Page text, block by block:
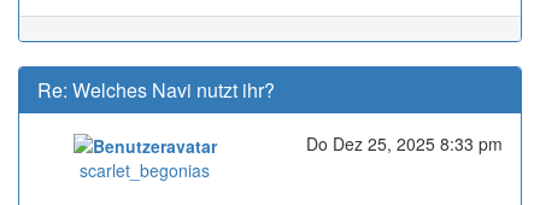
Re: Welches Navi nutzt ihr?
scarlet_begoniasOnline
Do Dez 25, 2025 8:33 pm